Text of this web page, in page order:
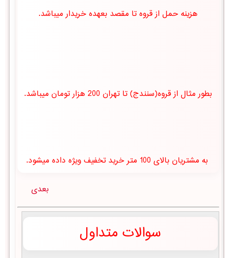
هزینه حمل از قروه تا مقصد بعهده خریدار میباشد.
بطور مثال از قروه(سنندج) تا تهران 200 هزار تومان میباشد.
به مشتریان بالای 100 متر خرید تخفیف ویژه داده میشود.
بعدی
سوالات متداول